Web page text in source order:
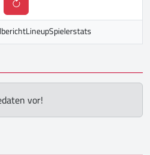
LineupSpielerstats
vor!